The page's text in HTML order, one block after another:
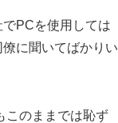
PCを使用しては
に聞いてばかりい
このままでは恥ず